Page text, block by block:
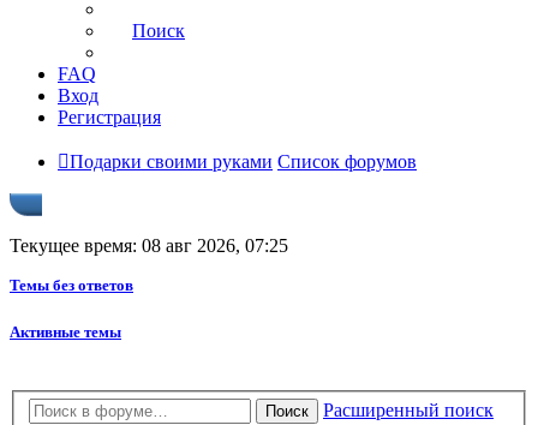
Поиск
FAQ
Вход
Регистрация
Подарки своими руками Список форумов
Текущее время: 08 авг 2026, 07:25
Темы без ответов
Активные темы
Поиск Расширенный поиск